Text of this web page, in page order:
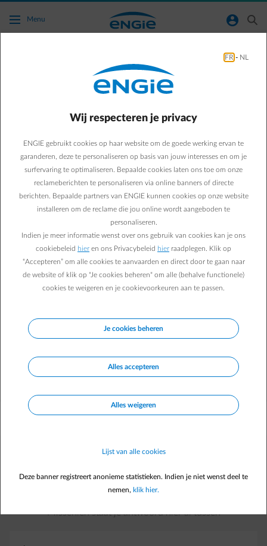
Ga naar de hoofdinhoud
Menu normal-account-circle search
info
Tussen 1 november en eind december neemt de
Belgische elektriciteits-en gassector een nieuw
centraal dataplatform in gebruik. Het nieuwe
dataplatform werd de voorbije jaren ontwikkeld
door Atrias, een dochteronderneming van de
Belgische distributienetbeheerders, in nauwe
samenwerking met de energieleveranciers. De
uitwisseling van gegevens (bijv. meterstanden en
facturatiegegevens) en de marktprocessen (bijv.
leverancierswissels en verhuizingen) zouden een
belangrijke tussenstap in het realiseren van de
energietransitie. Het zal in combinatie met digitale
maximaal kan renderen.
Heb je een vraag?
Misschien staat je antwoord hier al tussen
FR - NL
Wij respecteren je privacy
ENGIE gebruikt cookies op haar website om de goede werking ervan te
garanderen, deze te personaliseren op basis van jouw interesses en om je
surfervaring te optimaliseren. Bepaalde cookies laten ons toe om onze
reclameberichten te personaliseren via online banners of directe
berichten. Bepaalde partners van ENGIE kunnen cookies op onze website
installeren om de reclame die jou online wordt aangeboden te
personaliseren.
Indien je meer informatie wenst over ons gebruik van cookies kan je ons
cookiebeleid hier en ons Privacybeleid hier raadplegen. Klik op
“Accepteren” om alle cookies te aanvaarden en direct door te gaan naar
de website of klik op "Je cookies beheren" om alle (behalve functionele)
cookies te weigeren en je cookievoorkeuren aan te passen.
Je cookies beheren
Alles accepteren
Alles weigeren
Lijst van alle cookies
Deze banner registreert anonieme statistieken. Indien je niet wenst deel te
nemen, klik hier.